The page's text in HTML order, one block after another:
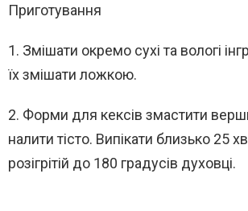
Приготування
1. Змішати окремо сухі та вологі
їх змішати ложкою.
2. Форми для кексів змастити
налити тісто. Випікати близько 25
розігрітій до 180 градусів духовці.